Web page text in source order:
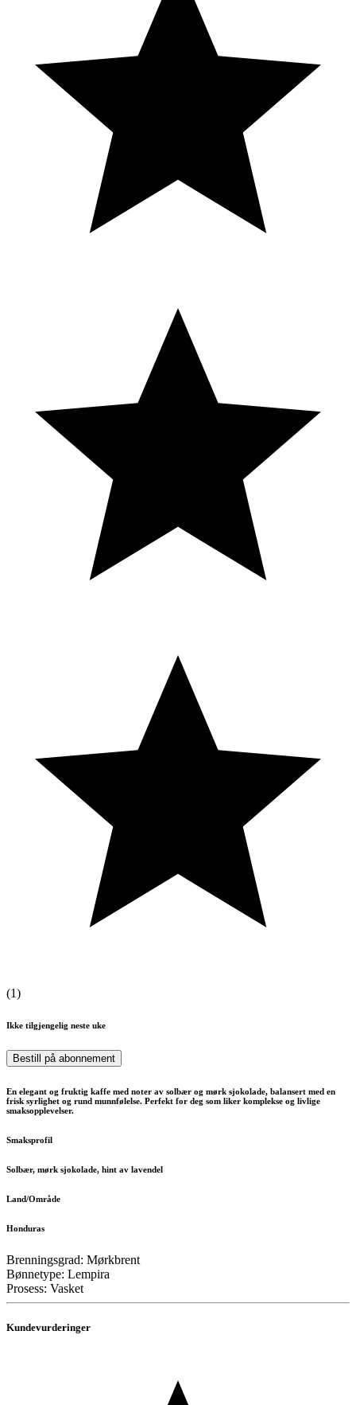
(1)
Ikke tilgjengelig neste uke
Bestill på abonnement
En elegant og fruktig kaffe med noter av solbær og mørk sjokolade, balansert med en
frisk syrlighet og rund munnfølelse. Perfekt for deg som liker komplekse og livlige
smaksopplevelser.
Smaksprofil
Solbær, mørk sjokolade, hint av lavendel
Land/Område
Honduras
Brenningsgrad: Mørkbrent
Bønnetype: Lempira
Prosess: Vasket
Kundevurderinger